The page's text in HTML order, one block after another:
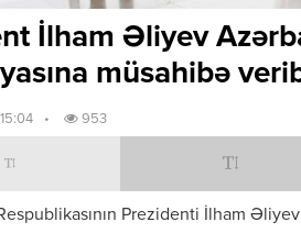
İlham Əliyev
müsahibə
• 953
Prezidenti İlham